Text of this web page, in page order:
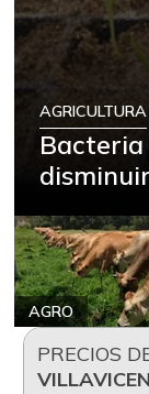
AGRICULTURA
AGRO
PRECIOS